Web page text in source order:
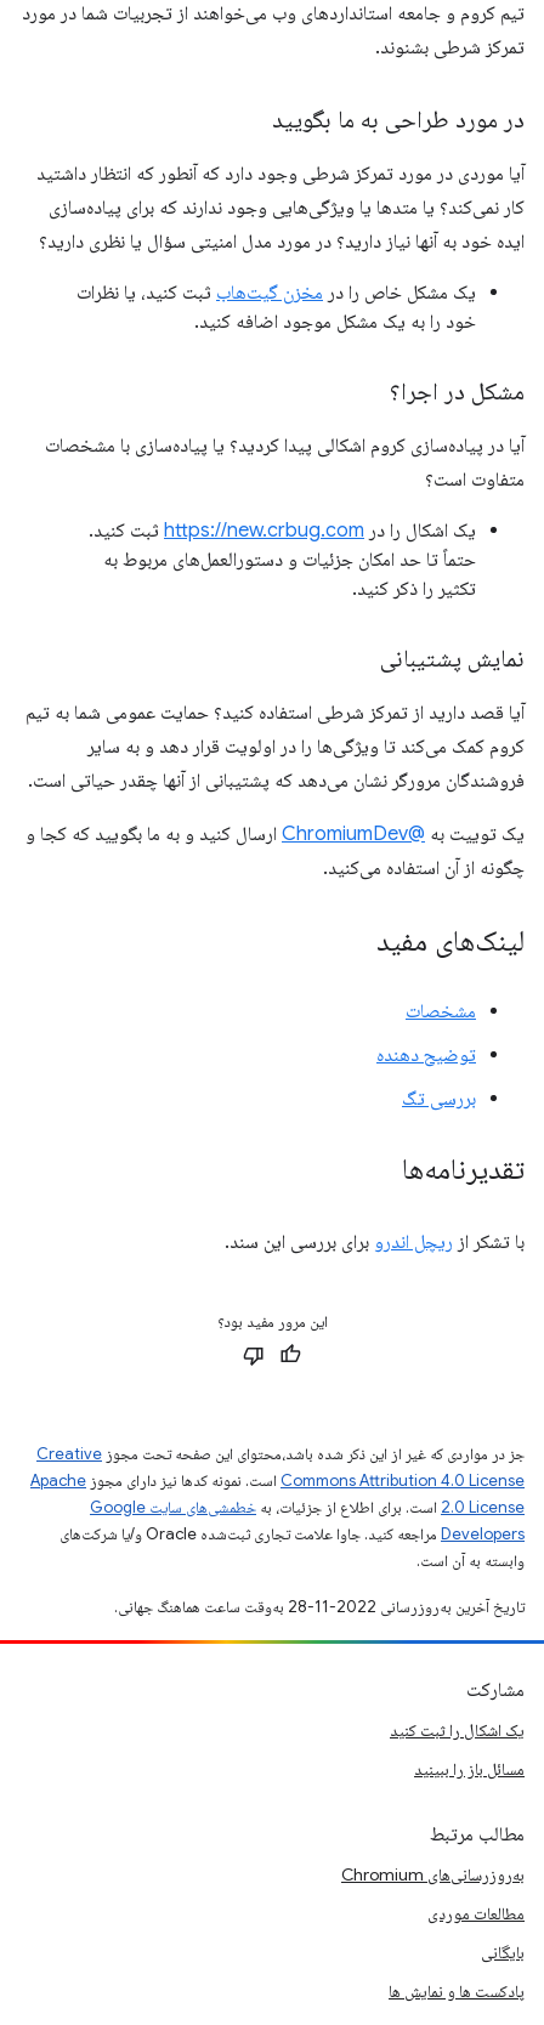
تیم کروم و جامعه استانداردهای وب می‌خواهند از تجربیات شما در مورد
تمرکز شرطی بشنوند.
در مورد طراحی به ما بگویید
آیا موردی در مورد تمرکز شرطی وجود دارد که آنطور که انتظار داشتید
کار نمی‌کند؟ یا متدها یا ویژگی‌هایی وجود ندارند که برای پیاده‌سازی
ایده خود به آنها نیاز دارید؟ در مورد مدل امنیتی سؤال یا نظری دارید؟
یک مشکل خاص را در مخزن گیت‌هاب ثبت کنید، یا نظرات
خود را به یک مشکل موجود اضافه کنید.
مشکل در اجرا؟
آیا در پیاده‌سازی کروم اشکالی پیدا کردید؟ یا پیاده‌سازی با مشخصات
متفاوت است؟
یک اشکال را در https://new.crbug.com ثبت کنید.
حتماً تا حد امکان جزئیات و دستورالعمل‌های مربوط به
تکثیر را ذکر کنید.
نمایش پشتیبانی
آیا قصد دارید از تمرکز شرطی استفاده کنید؟ حمایت عمومی شما به تیم
کروم کمک می‌کند تا ویژگی‌ها را در اولویت قرار دهد و به سایر
فروشندگان مرورگر نشان می‌دهد که پشتیبانی از آنها چقدر حیاتی است.
یک توییت به @ChromiumDev
ارسال کنید و به ما بگویید که کجا و
چگونه از آن استفاده می‌کنید.
لینک‌های مفید
مشخصات
توضیح دهنده
بررسی تگ
تقدیرنامه‌ها
با تشکر از ریچل اندرو برای بررسی این سند.
این مرور مفید بود؟
جز در مواردی که غیر از این ذکر شده باشد،‌محتوای این صفحه تحت مجوز Creative
Commons Attribution 4.0 License است. نمونه کدها نیز دارای مجوز Apache
2.0 License است. برای اطلاع از جزئیات، به
خطمشی‌های سایت Google
Developers‏
مراجعه کنید. جاوا علامت تجاری ثبت‌شده Oracle و/یا شرکت‌های
وابسته به آن است.
تاریخ آخرین به‌روزرسانی 2022-11-28 به‌وقت ساعت هماهنگ جهانی.
مشارکت
یک اشکال را ثبت کنید
مسائل باز را ببینید
مطالب مرتبط
به‌روزرسانی‌های Chromium
مطالعات موردی
بایگانی
پادکست ها و نمایش ها